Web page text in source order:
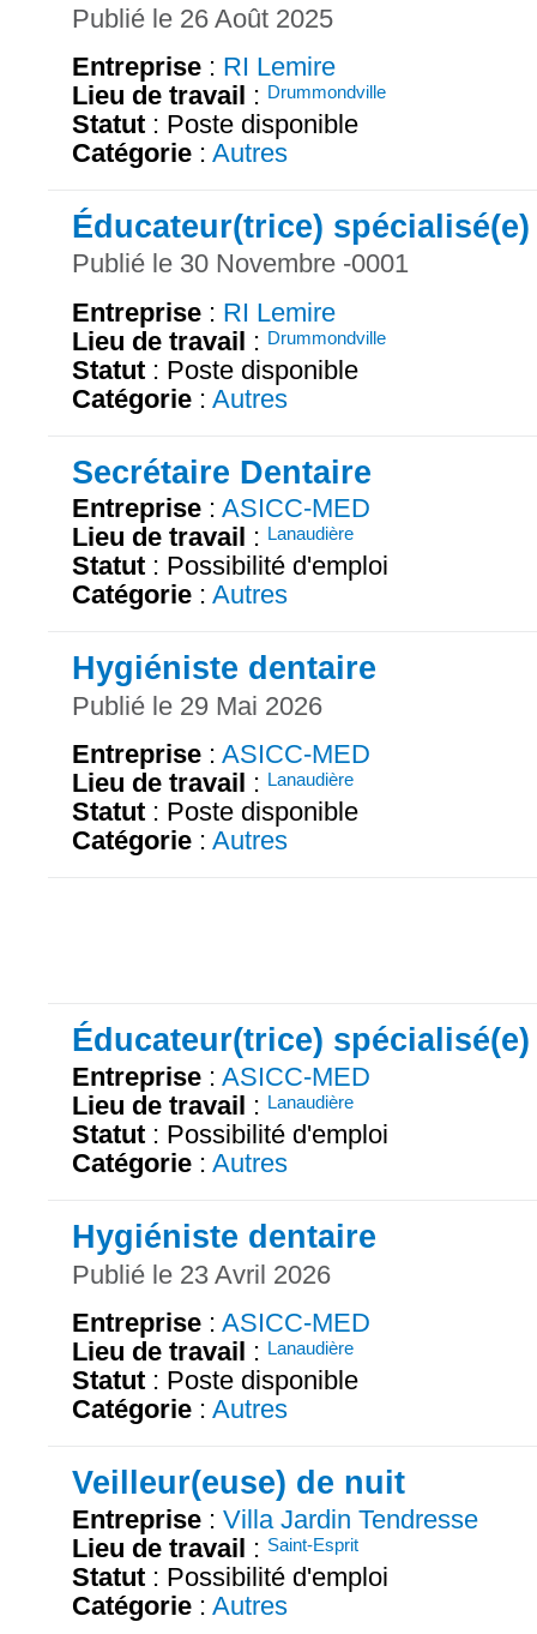
Publié le 26 Août 2025
Entreprise : RI Lemire
Lieu de travail : Drummondville
Statut : Poste disponible
Catégorie : Autres
Éducateur(trice) spécialisé(e)
Publié le 30 Novembre -0001
Entreprise : RI Lemire
Lieu de travail : Drummondville
Statut : Poste disponible
Catégorie : Autres
Secrétaire Dentaire
Entreprise : ASICC-MED
Lieu de travail : Lanaudière
Statut : Possibilité d'emploi
Catégorie : Autres
Hygiéniste dentaire
Publié le 29 Mai 2026
Entreprise : ASICC-MED
Lieu de travail : Lanaudière
Statut : Poste disponible
Catégorie : Autres
Éducateur(trice) spécialisé(e)
Entreprise : ASICC-MED
Lieu de travail : Lanaudière
Statut : Possibilité d'emploi
Catégorie : Autres
Hygiéniste dentaire
Publié le 23 Avril 2026
Entreprise : ASICC-MED
Lieu de travail : Lanaudière
Statut : Poste disponible
Catégorie : Autres
Veilleur(euse) de nuit
Entreprise : Villa Jardin Tendresse
Lieu de travail : Saint-Esprit
Statut : Possibilité d'emploi
Catégorie : Autres